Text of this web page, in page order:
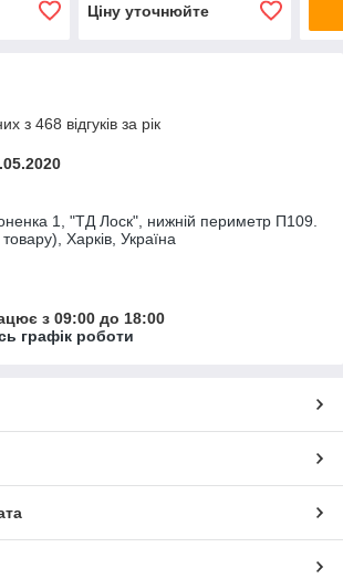
Ціну уточнюйте
з 468 відгуків за рік
1, "ТД Лоск", нижній периметр П109.
Харків, Україна
з 09:00 до 18:00
графік роботи